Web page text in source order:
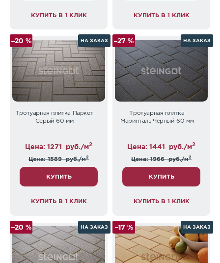
КУПИТЬ В 1 КЛИК КУПИТЬ В 1 КЛИК
–20 % НА ЗАКАЗ
Тротуарная плитка Паркет
Серый 60 мм
Цена: 1271 руб./м2
Цена: 1589руб./м2
КУПИТЬ
КУПИТЬ В 1 КЛИК
–27 % НА ЗАКАЗ
Тротуарная плитка
Маринталь Черный 60 мм
Цена: 1441 руб./м2
Цена: 1966руб./м2
КУПИТЬ
КУПИТЬ В 1 КЛИК
–20 % НА ЗАКАЗ –17 % НА ЗАКАЗ